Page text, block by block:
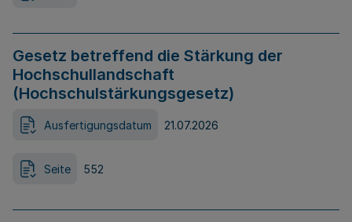
Gesetz betreffend die Stärkung der
Hochschullandschaft
(Hochschulstärkungsgesetz)
Ausfertigungsdatum 21.07.2026
Seite 552